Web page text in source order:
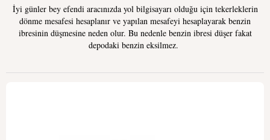
İyi günler bey efendi aracınızda yol bilgisayarı olduğu için tekerleklerin
dönme mesafesi hesaplanır ve yapılan mesafeyi hesaplayarak benzin
ibresinin düşmesine neden olur. Bu nedenle benzin ibresi düşer fakat
depodaki benzin eksilmez.